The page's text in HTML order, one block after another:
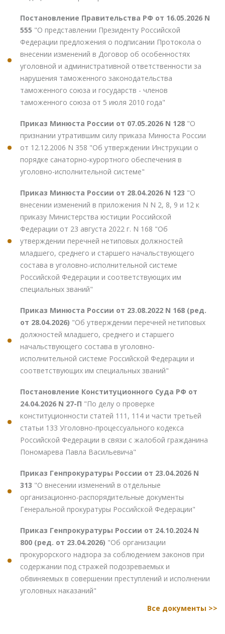
Постановление Правительства РФ от 16.05.2026 N
555 "О представлении Президенту Российской
Федерации предложения о подписании Протокола о
внесении изменений в Договор об особенностях
уголовной и административной ответственности за
нарушения таможенного законодательства
таможенного союза и государств - членов
таможенного союза от 5 июля 2010 года"
Приказ Минюста России от 07.05.2026 N 128 "О
признании утратившим силу приказа Минюста России
от 12.12.2006 N 358 "Об утверждении Инструкции о
порядке санаторно-курортного обеспечения в
уголовно-исполнительной системе"
Приказ Минюста России от 28.04.2026 N 123 "О
внесении изменений в приложения N N 2, 8, 9 и 12 к
приказу Министерства юстиции Российской
Федерации от 23 августа 2022 г. N 168 "Об
утверждении перечней нетиповых должностей
младшего, среднего и старшего начальствующего
состава в уголовно-исполнительной системе
Российской Федерации и соответствующих им
специальных званий"
Приказ Минюста России от 23.08.2022 N 168 (ред.
от 28.04.2026) "Об утверждении перечней нетиповых
должностей младшего, среднего и старшего
начальствующего состава в уголовно-
исполнительной системе Российской Федерации и
соответствующих им специальных званий"
Постановление Конституционного Суда РФ от
24.04.2026 N 27-П "По делу о проверке
конституционности статей 111, 114 и части третьей
статьи 133 Уголовно-процессуального кодекса
Российской Федерации в связи с жалобой гражданина
Пономарева Павла Васильевича"
Приказ Генпрокуратуры России от 23.04.2026 N
313 "О внесении изменений в отдельные
организационно-распорядительные документы
Генеральной прокуратуры Российской Федерации"
Приказ Генпрокуратуры России от 24.10.2024 N
800 (ред. от 23.04.2026) "Об организации
прокурорского надзора за соблюдением законов при
содержании под стражей подозреваемых и
обвиняемых в совершении преступлений и исполнении
уголовных наказаний"
Все документы >>